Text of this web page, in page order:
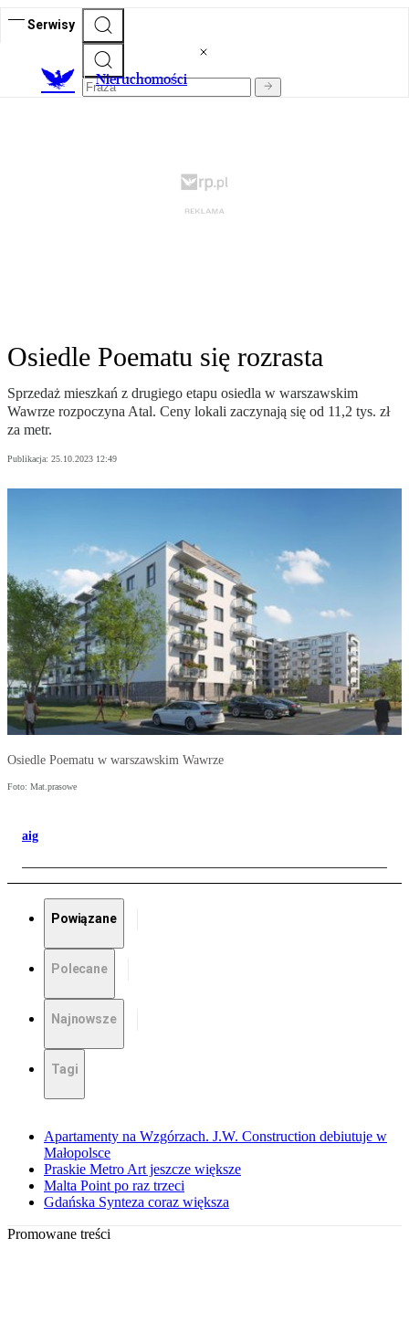
Serwisy
Nieruchomości
Osiedle Poematu się rozrasta
Sprzedaż mieszkań z drugiego etapu osiedla w warszawskim
Wawrze rozpoczyna Atal. Ceny lokali zaczynają się od 11,2 tys. zł
za metr.
Publikacja: 25.10.2023 12:49
Osiedle Poematu w warszawskim Wawrze
Foto: Mat.prasowe
aig
Powiązane
Polecane
Najnowsze
Tagi
Apartamenty na Wzgórzach. J.W. Construction debiutuje w
Małopolsce
Praskie Metro Art jeszcze większe
Malta Point po raz trzeci
Gdańska Synteza coraz większa
Promowane treści